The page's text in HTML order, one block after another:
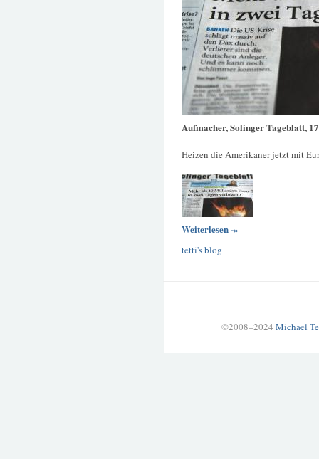
Aufmacher, Solinger Tageblatt,
Heizen die Amerikaner jetzt mit
Weiterlesen -»
tetti's blog
©2008–2024 Michael